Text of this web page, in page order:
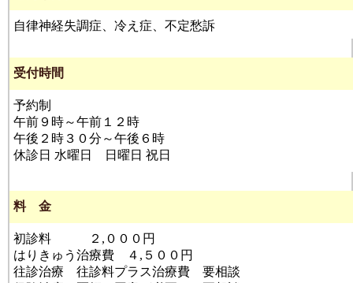
自律神経失調症、冷え症、不定愁訴
受付時間
予約制
午前９時～午前１２時
午後２時３０分～午後６時
休診日 水曜日 日曜日 祝日
料 金
初診料 ２,０００円
はりきゅう治療費 ４,５００円
往診治療 往診料プラス治療費 要相談